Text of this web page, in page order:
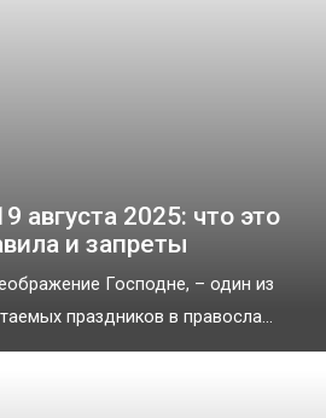
августа 2025: что это
и запреты
Господне, – один из
праздников в правосла...